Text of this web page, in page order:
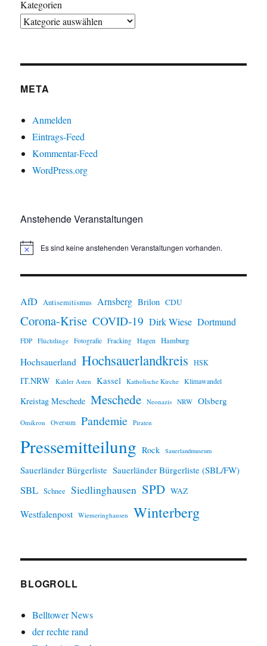
Kategorien
META
Anmelden
Eintrags-Feed
Kommentar-Feed
WordPress.org
Anstehende Veranstaltungen
H
w
s
Es sind keine anstehenden Veranstaltungen vorhanden.
AfD Antisemitismus Arnsberg Brilon CDU
Corona-Krise COVID-19 Dirk Wiese Dortmund
FDP Flüchtlinge Fotografie Fracking Hagen Hamburg
Hochsauerland Hochsauerlandkreis HSK
IT.NRW Kahler Asten Kassel Katholische Kirche Klimawandel
Kreistag Meschede Meschede Neonazis NRW Olsberg
Omikron Oversum Pandemie Piraten
Pressemitteilung Rock Sauerlandmuseum
Sauerländer Bürgerliste Sauerländer Bürgerliste (SBL/FW)
SBL Schnee Siedlinghausen SPD WAZ
Westfalenpost Wiemeringhausen Winterberg
BLOGROLL
Belltower News
der rechte rand